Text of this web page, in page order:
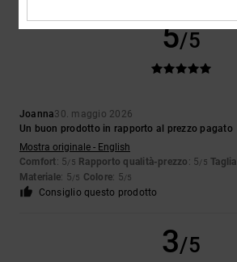
5/5
Joanna30. maggio 2026
Un buon prodotto in rapporto al prezzo pagato
Mostra originale - English
Comfort: 5/5 Rapporto qualità-prezzo : 5/5 Taglia
Materiale: 5/5 Colore: 5/5
Consiglio questo prodotto
3/5